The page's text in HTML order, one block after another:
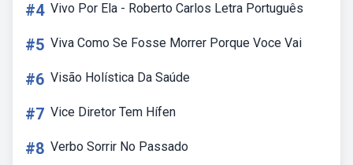
#4 Vivo Por Ela - Roberto Carlos Letra Português
#5 Viva Como Se Fosse Morrer Porque Voce Vai
#6 Visão Holística Da Saúde
#7 Vice Diretor Tem Hífen
#8 Verbo Sorrir No Passado